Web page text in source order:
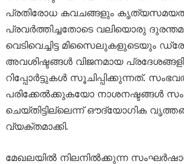
പ്രതിരോധ കവചങ്ങളും
പ്രവർത്തിച്ചതോടെ വലിയൊരു
വെടിവെച്ചിട്ട മിസൈലുകളുടെയും
അവശിഷ്ടങ്ങൾ വിജനമായ
റിപ്പോർട്ടുകൾ സൂചിപ്പിക്കുന്നത്.
പരിക്കേൽക്കുകയോ നാശനഷ്ടങ്ങൾ
ചെയ്തിട്ടില്ലെന്ന് ഔദ്യോഗിക
വ്യക്തമാക്കി.
മേഖലയിൽ നിലനിൽക്കുന്ന